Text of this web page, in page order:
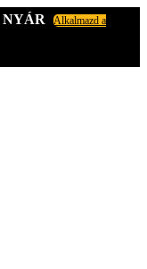
NYÁR
Alkalmazd a